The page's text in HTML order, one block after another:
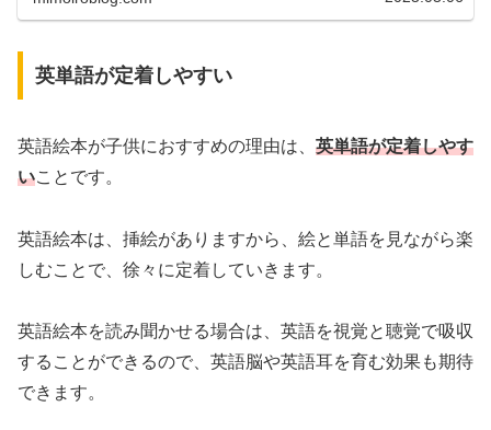
英単語が定着しやすい
英語絵本が子供におすすめの理由は、 英単語が定着しやす
いことです。
英語絵本は、挿絵がありますから、絵と単語を見ながら楽
しむことで、徐々に定着していきます。
英語絵本を読み聞かせる場合は、英語を視覚と聴覚で吸収
することができるので、英語脳や英語耳を育む効果も期待
できます。